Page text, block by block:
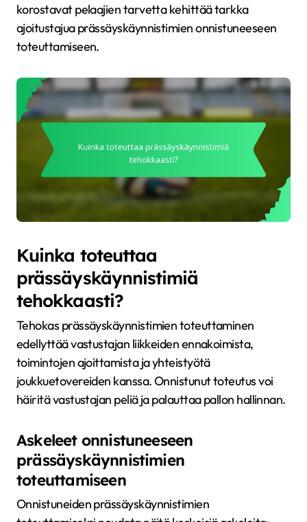
korostavat pelaajien tarvetta kehittää tarkka
ajoitustajua prässäyskäynnistimien onnistuneeseen
toteuttamiseen.
Kuinka toteuttaa
prässäyskäynnistimiä
tehokkaasti?
Tehokas prässäyskäynnistimien toteuttaminen
edellyttää vastustajan liikkeiden ennakoimista,
toimintojen ajoittamista ja yhteistyötä
joukkuetovereiden kanssa. Onnistunut toteutus voi
häiritä vastustajan peliä ja palauttaa pallon hallinnan.
Askeleet onnistuneeseen
prässäyskäynnistimien
toteuttamiseen
Onnistuneiden prässäyskäynnistimien